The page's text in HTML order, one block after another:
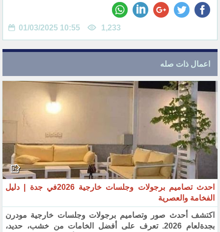
01/03/2025 10:55 1,233
اعمال ذات صله
احدث تصاميم برجولات وجلسات خارجية 2026في جدة | دليل
الفخامة والعصرية
اكتشف أحدث صور وتصاميم برجولات وجلسات خارجية مودرن
بجدةلعام 2026. تعرف على أفضل الخامات من خشب، حديد،